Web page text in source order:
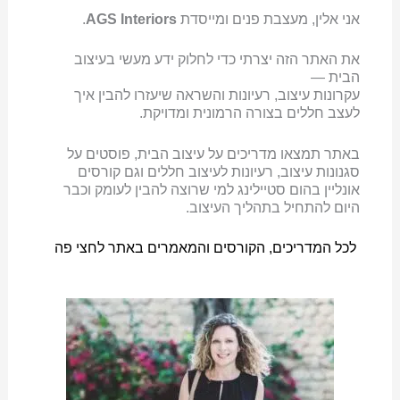
אני אלין, מעצבת פנים ומייסדת AGS Interiors
.
את האתר הזה יצרתי כדי לחלוק ידע מעשי בעיצוב
הבית —
עקרונות עיצוב, רעיונות והשראה שיעזרו להבין איך
לעצב חללים בצורה הרמונית ומדויקת.
באתר תמצאו מדריכים על עיצוב הבית, פוסטים על
סגנונות עיצוב, רעיונות לעיצוב חללים וגם קורסים
אונליין בהום סטיילינג למי שרוצה להבין לעומק וכבר
היום להתחיל בתהליך העיצוב.
לכל המדריכים, הקורסים והמאמרים באתר לחצי פה